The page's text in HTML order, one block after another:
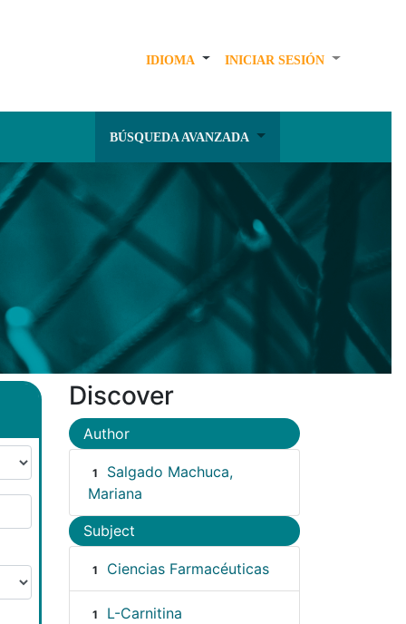
IDIOMA INICIAR SESIÓN
BÚSQUEDA AVANZADA
Discover
Author
1
Salgado Machuca,
Mariana
Subject
1 Ciencias Farmacéuticas
1 L-Carnitina